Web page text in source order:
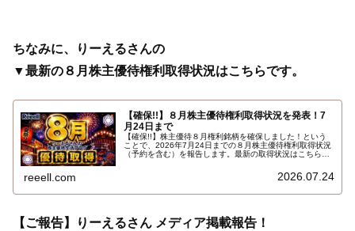
ちなみに、りーえるさんの
▼最新の８月株主優待権利取得状況はこちらです。
【確保!!】８月株主優待権利取得状況を発表！7
月24日まで
【確保!!】株主優待８月権利銘柄を確保しました！という
ことで、2026年7月24日までの８月株主優待権利取得状況
（予約を含む）を報告します。最新の取得状況はこちらで
reeell.com 2026.07.24
【ご報告】りーえるさん メディア掲載報告！